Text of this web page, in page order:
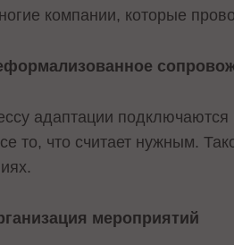
компании, которые
адаптации
то, что считает нужным.
мероприятий